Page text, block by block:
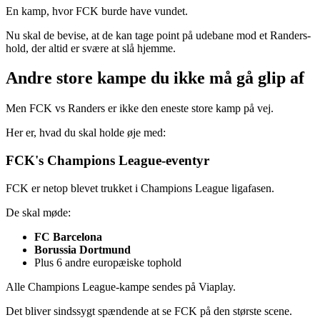
En kamp, hvor FCK burde have vundet.
Nu skal de bevise, at de kan tage point på udebane mod et Randers-
hold, der altid er svære at slå hjemme.
Andre store kampe du ikke må gå glip af
Men FCK vs Randers er ikke den eneste store kamp på vej.
Her er, hvad du skal holde øje med:
FCK's Champions League-eventyr
FCK er netop blevet trukket i Champions League ligafasen.
De skal møde:
FC Barcelona
Borussia Dortmund
Plus 6 andre europæiske tophold
Alle Champions League-kampe sendes på Viaplay.
Det bliver sindssygt spændende at se FCK på den største scene.